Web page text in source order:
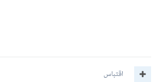
اقتباس